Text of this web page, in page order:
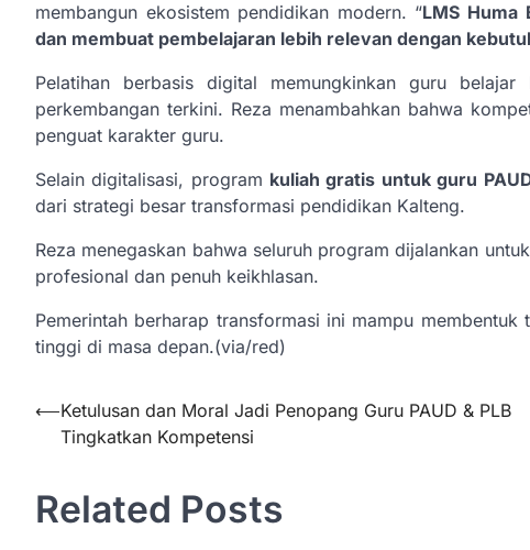
membangun ekosistem pendidikan modern. “LMS Huma
dan membuat pembelajaran lebih relevan dengan
Pelatihan berbasis digital memungkinkan guru
perkembangan terkini. Reza menambahkan bahwa
penguat karakter guru.
Selain digitalisasi, program kuliah gratis untuk guru
dari strategi besar transformasi pendidikan Kalteng.
Reza menegaskan bahwa seluruh program dijalankan
profesional dan penuh keikhlasan.
Pemerintah berharap transformasi ini mampu
tinggi di masa depan.(via/red)
Navigasi
pos
⟵Ketulusan dan Moral Jadi Penopang Guru PAUD & PLB
Tingkatkan Kompetensi
Related Posts